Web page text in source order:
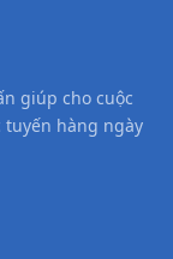
giúp cho cuộc
tuyến hàng ngày